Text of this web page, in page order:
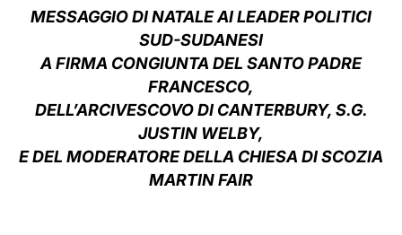
LATINE
MESSAGGIO DI NATALE AI LEADER POLITICI
SUD-SUDANESI
A FIRMA CONGIUNTA DEL SANTO PADRE
FRANCESCO,
DELL’ARCIVESCOVO DI CANTERBURY, S.G.
JUSTIN WELBY,
E DEL MODERATORE DELLA CHIESA DI SCOZIA
MARTIN FAIR